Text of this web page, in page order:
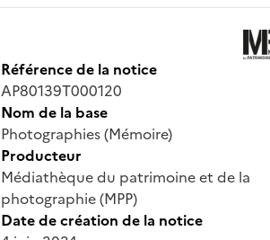
Référence de la notice
AP80139T000120
Nom de la base
Photographies (Mémoire)
Producteur
Médiathèque du patrimoine et de la
photographie (MPP)
Date de création de la notice